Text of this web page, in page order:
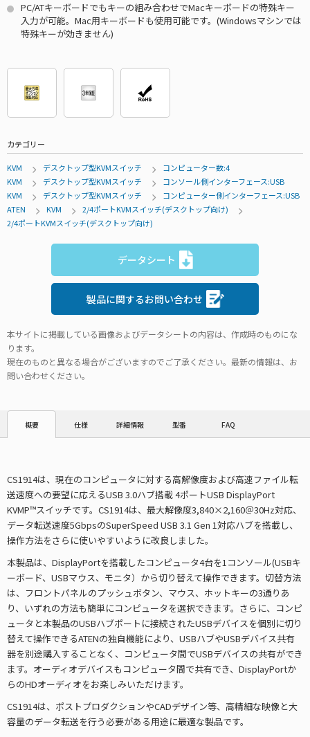
PC/ATキーボードでもキーの組み合わせでMacキーボードの特殊キー
入力が可能。Mac用キーボードも使用可能です。(Windowsマシンでは
特殊キーが効きません)
カテゴリー
KVM デスクトップ型KVMスイッチ
コンピューター数:4
KVM
デスクトップ型KVMスイッチ
コンソール側インターフェース:USB
KVM
デスクトップ型KVMスイッチ
コンピューター側インターフェース:USB
ATEN
KVM
2/4ポートKVMスイッチ(デスクトップ向け)
2/4ポートKVMスイッチ(デスクトップ向け)
データシート
製品に関するお問い合わせ
本サイトに掲載している画像およびデータシートの内容は、作成時のものにな
ります。
現在のものと異なる場合がございますのでご了承ください。最新の情報は、お
問い合わせください。
概要 仕様 詳細情報 型番 FAQ
CS1914は、現在のコンピュータに対する高解像度および高速ファイル転
送速度への要望に応えるUSB 3.0ハブ搭載 4ポートUSB DisplayPort
KVMP™スイッチです。CS1914は、最大解像度3,840×2,160＠30Hz対応、
データ転送速度5GbpsのSuperSpeed USB 3.1 Gen 1対応ハブを搭載し、
操作方法をさらに使いやすいように改良しました。
本製品は、DisplayPortを搭載したコンピュータ4台を1コンソール(USBキ
ーボード、USBマウス、モニタ）から切り替えて操作できます。切替方法
は、フロントパネルのプッシュボタン、マウス、ホットキーの3通りあ
り、いずれの方法も簡単にコンピュータを選択できます。さらに、コンピ
ュータと本製品のUSBハブポートに接続されたUSBデバイスを個別に切り
替えて操作できるATENの独自機能により、USBハブやUSBデバイス共有
器を別途購入することなく、コンピュータ間でUSBデバイスの共有ができ
ます。オーディオデバイスもコンピュータ間で共有でき、DisplayPortか
らのHDオーディオをお楽しみいただけます。
CS1914は、ポストプロダクションやCADデザイン等、高精細な映像と大
容量のデータ転送を行う必要がある用途に最適な製品です。